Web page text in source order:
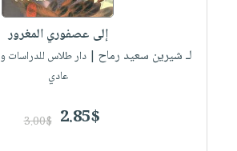
إلى عصفوري المغرور
لـ شيرين سعيد رماح | دار طلاس للدراسات
عادي
2.85$
3.00$